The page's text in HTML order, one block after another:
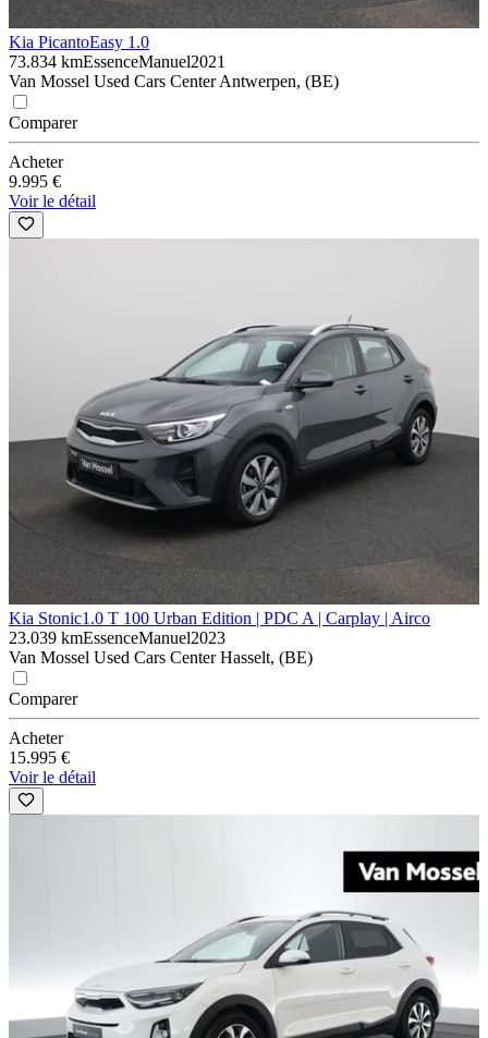
Kia PicantoEasy 1.0
73.834 kmEssenceManuel2021
Van Mossel Used Cars Center Antwerpen, (BE)
Comparer
Acheter
9.995 €
Voir le détail
Kia Stonic1.0 T 100 Urban Edition | PDC A | Carplay | Airco
23.039 kmEssenceManuel2023
Van Mossel Used Cars Center Hasselt, (BE)
Comparer
Acheter
15.995 €
Voir le détail